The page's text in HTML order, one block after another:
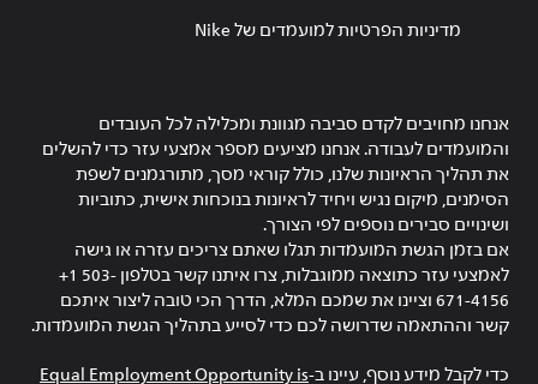
מדיניות הפרטיות למועמדים של Nike
אנחנו מחויבים לקדם סביבה מגוונת ומכלילה לכל העובדים
והמועמדים לעבודה. אנחנו מציעים מספר אמצעי עזר כדי להשלים
את תהליך הראיונות שלנו, כולל קוראי מסך, מתורגמנים לשפת
הסימנים, מיקום נגיש ויחיד לראיונות בנוכחות אישית, כתוביות
ושינויים סבירים נוספים לפי הצורך.
אם בזמן הגשת המועמדות תגלו שאתם צריכים עזרה או גישה
לאמצעי עזר כתוצאה ממוגבלות, צרו איתנו קשר בטלפון ‎+1 503-
671-4156 וציינו את שמכם המלא, הדרך הכי טובה ליצור איתכם
קשר וההתאמה שדרושה לכם כדי לסייע בתהליך הגשת המועמדות.
כדי לקבל מידע נוסף, עיינו ב-Equal Employment Opportunity is